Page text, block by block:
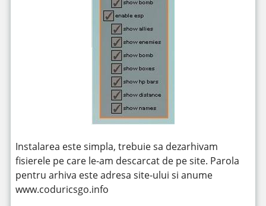
Instalarea este simpla, trebuie sa dezarhivam
fisierele pe care le-am descarcat de pe site. Parola
pentru arhiva este adresa site-ului si anume
www.coduricsgo.info